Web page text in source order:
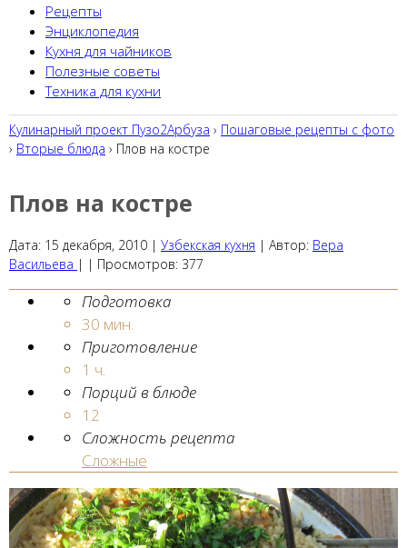
Рецепты
Энциклопедия
Кухня для чайников
Полезные советы
Техника для кухни
Кулинарный проект Пузо2Aрбуза › Пошаговые рецепты с фото
› Вторые блюда › Плов на костре
Плов на костре
Дата: 15 декабря, 2010 | Узбекская кухня | Автор: Вера
Васильева | | Просмотров: 377
Подготовка
30 мин.
Приготовление
1 ч.
Порций в блюде
12
Сложность рецепта
Сложные